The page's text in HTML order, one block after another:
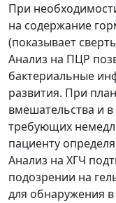
При
на содержание
(показывает
Анализ на ПЦР
бактериальные
развития. При
вмешательства и в
требующих
пациенту
Анализ на ХГЧ
подозрении на
для обнаружения